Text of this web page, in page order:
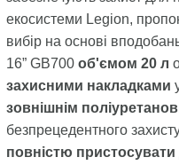
екосистеми Legion,
вибір на основі
16” GB700 об'ємом 20 л
захисними накладками
зовнішнім
безпрецедентного
повністю пристосувати